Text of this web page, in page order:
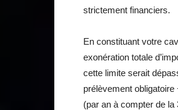
strictement financiers.
En constituant votre
exonération totale
cette limite serait
prélèvement obligatoire
(par an à compter de